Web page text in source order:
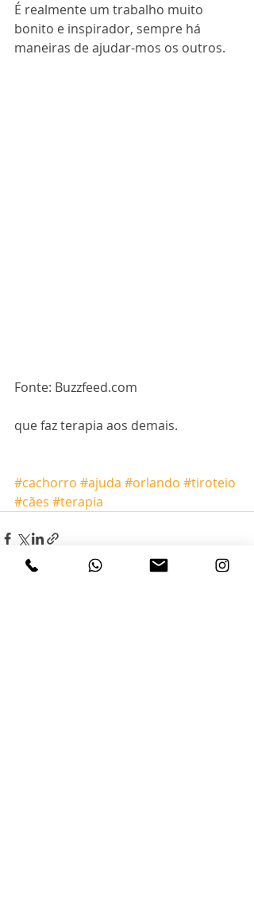
É realmente um trabalho muito
bonito e inspirador, sempre há
maneiras de ajudar-mos os outros.
Fonte: Buzzfeed.com
que faz terapia aos demais.
#cachorro #ajuda #orlando #tiroteio
#cães #terapia